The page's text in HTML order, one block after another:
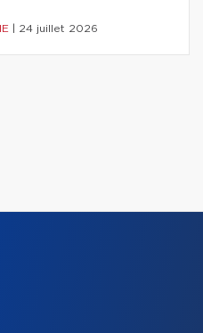
24 juillet 2026